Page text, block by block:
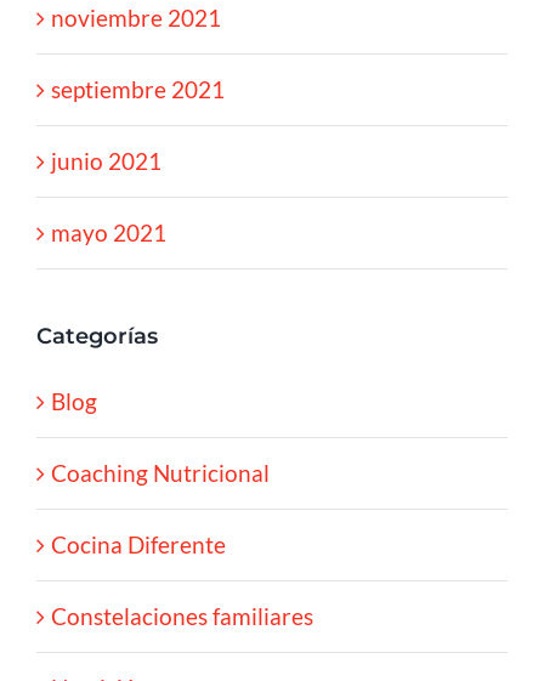
noviembre 2021
septiembre 2021
junio 2021
mayo 2021
Categorías
Blog
Coaching Nutricional
Cocina Diferente
Constelaciones familiares